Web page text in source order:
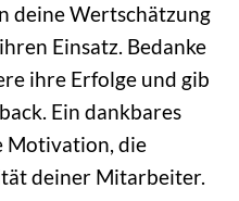
deine Wertschätzung
Einsatz. Bedanke
ihre Erfolge und gib
Ein dankbares
Motivation, die
deiner Mitarbeiter.